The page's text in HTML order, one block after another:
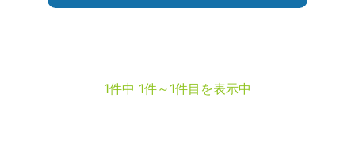
1件中 1件～1件目を表示中